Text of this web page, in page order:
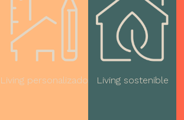
Living personalizado Living sostenible